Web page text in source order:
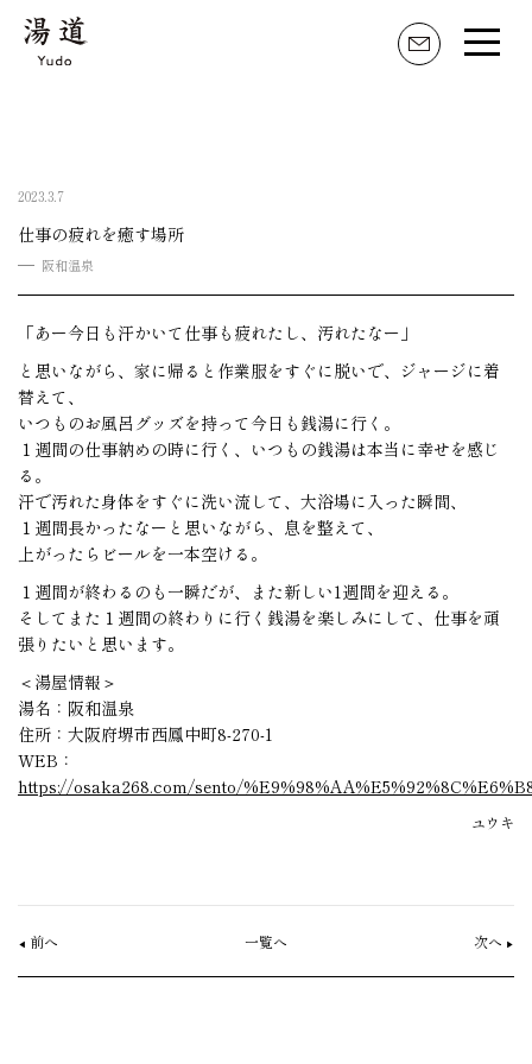
湯道具・職人
湯道おすすめの湯屋
湯道百選
2023.3.7
仕事の疲れを癒す場所
阪和温泉
「あー今日も汗かいて仕事も疲れたし、汚れたなー」
と思いながら、家に帰ると作業服をすぐに脱いで、ジャージに着
替えて、
いつものお風呂グッズを持って今日も銭湯に行く。
１週間の仕事納めの時に行く、いつもの銭湯は本当に幸せを感じ
る。
汗で汚れた身体をすぐに洗い流して、大浴場に入った瞬間、
１週間長かったなーと思いながら、息を整えて、
上がったらビールを一本空ける。
１週間が終わるのも一瞬だが、また新しい1週間を迎える。
そしてまた１週間の終わりに行く銭湯を楽しみにして、仕事を頑
張りたいと思います。
＜湯屋情報＞
湯名：阪和温泉
住所：大阪府堺市西鳳中町8-270-1
WEB：
https://osaka268.com/sento/
ユウキ
◀︎ 前へ 一覧へ 次へ ▶︎